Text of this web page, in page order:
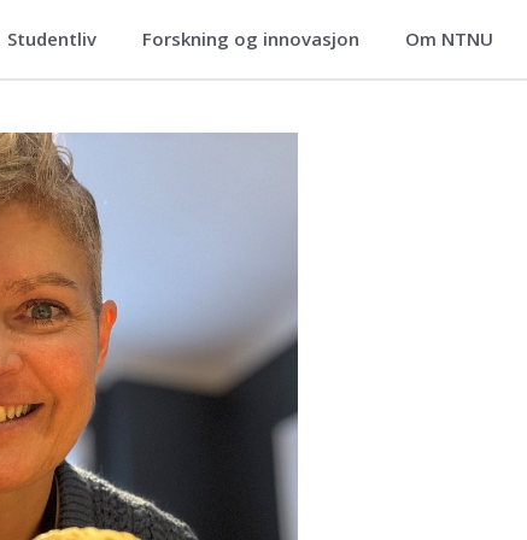
Studentliv Forskning og innovasjon Om NTNU